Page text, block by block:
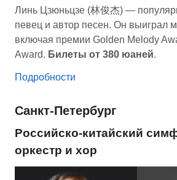
Линь Цзюньцзе (林俊杰) —
певец и автор песен. Он выиграл
включая премии Golden Melody
Award. Билеты от 380 юаней.
Подробности
Санкт-Петербург
Российско-китайский
оркестр и хор